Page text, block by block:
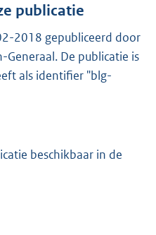
t
e
:
1
publicatie
2018 gepubliceerd door
Generaal. De publicatie is
als identifier "blg-
beschikbaar in de